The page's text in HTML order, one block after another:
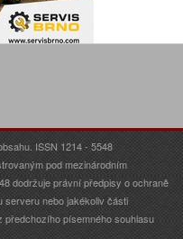
ISSN 1214 - 5548
pod mezinárodním
dodržuje právní předpisy o ochraně
serveru nebo jakékoliv části
předchozího písemného souhlasu